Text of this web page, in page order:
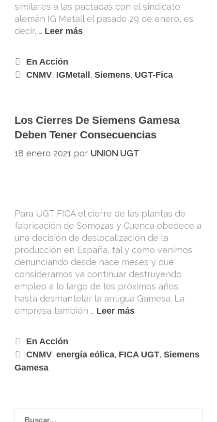
similares a las pactadas con el sindicato
alemán IG Metall el pasado 29 de enero, es
decir, … Leer más
En Acción
CNMV, IGMetall, Siemens, UGT-Fica
Los Cierres De Siemens Gamesa
Deben Tener Consecuencias
18 enero 2021 por UNION UGT
Para UGT FICA el cierre de las plantas de
fabricación de Somozas y Cuenca obedece a
una decisión de deslocalización de la
producción en España, tal y como venimos
denunciando desde hace meses y que
consideramos va continuar destruyendo
empleo a lo largo de los próximos años
hasta desmantelar la antigua Gamesa. La
empresa también … Leer más
En Acción
CNMV, energía eólica, FICA UGT, Siemens
Gamesa